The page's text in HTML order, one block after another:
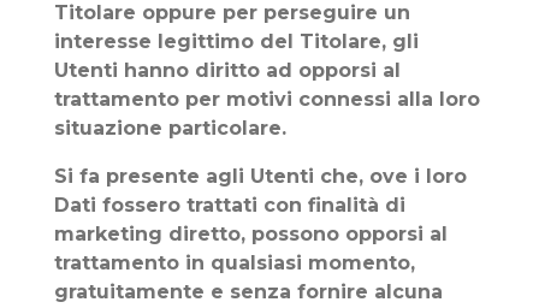
Titolare oppure per perseguire un
interesse legittimo del Titolare, gli
Utenti hanno diritto ad opporsi al
trattamento per motivi connessi alla loro
situazione particolare.
Si fa presente agli Utenti che, ove i loro
Dati fossero trattati con finalità di
marketing diretto, possono opporsi al
trattamento in qualsiasi momento,
gratuitamente e senza fornire alcuna